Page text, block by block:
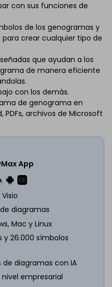
con sus funciones de
de los genogramas y
crear cualquier tipo de
que ayudan a los
de manera eficiente
con los demás.
de genograma en
archivos de Microsoft
App
diagramas
Mac y Linux
y 26.000 símbolos
de diagramas con IA
empresarial